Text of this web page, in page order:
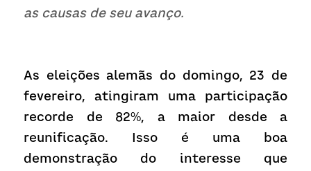
as causas de seu avanço.
As eleições alemãs do domingo, 23 de
fevereiro, atingiram uma participação
recorde de 82%, a maior desde a
reunificação. Isso é uma boa
demonstração do interesse que